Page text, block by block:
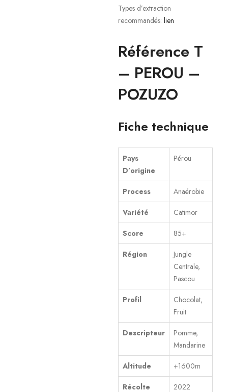
Types d’extraction
recommandés: lien
Référence T
– PEROU –
POZUZO
Fiche technique
Pays
D’origine
Pérou
Process Anaérobie
Variété Catimor
Score 85+
Région
Jungle
Centrale,
Pascou
Profil
Chocolat,
Fruit
Descripteur
Pomme,
Mandarine
Altitude +1600m
Récolte 2022